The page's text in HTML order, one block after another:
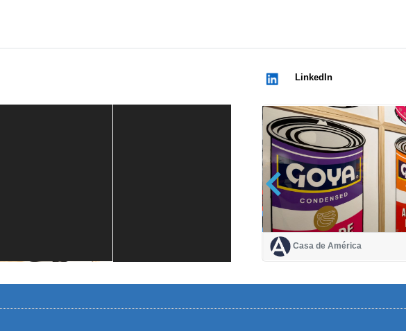
LinkedIn
Casa de América